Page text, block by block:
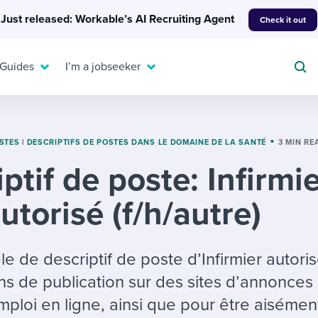
Just released: Workable’s AI Recruiting Agent Check it out
candidates
hiring pipelines
Or browse by
A flexible workplace
means new ways of
working. Pick up tips
question templates
checklists
& reports
EXPERT INSIGHTS
Get insights, guidance,
the know.
I’m a jobseeker
resources
For your job search:
INTERVIEWS & ANSWERS
Typical interview
answers for each.
| DESCRIPTIFS DE POSTES DANS LE DOMAINE DE LA SANTÉ 3 MIN
de poste:
(f/h/autre)
de descriptif de poste d’Infirmier
de publication sur des sites
en ligne, ainsi que pour être